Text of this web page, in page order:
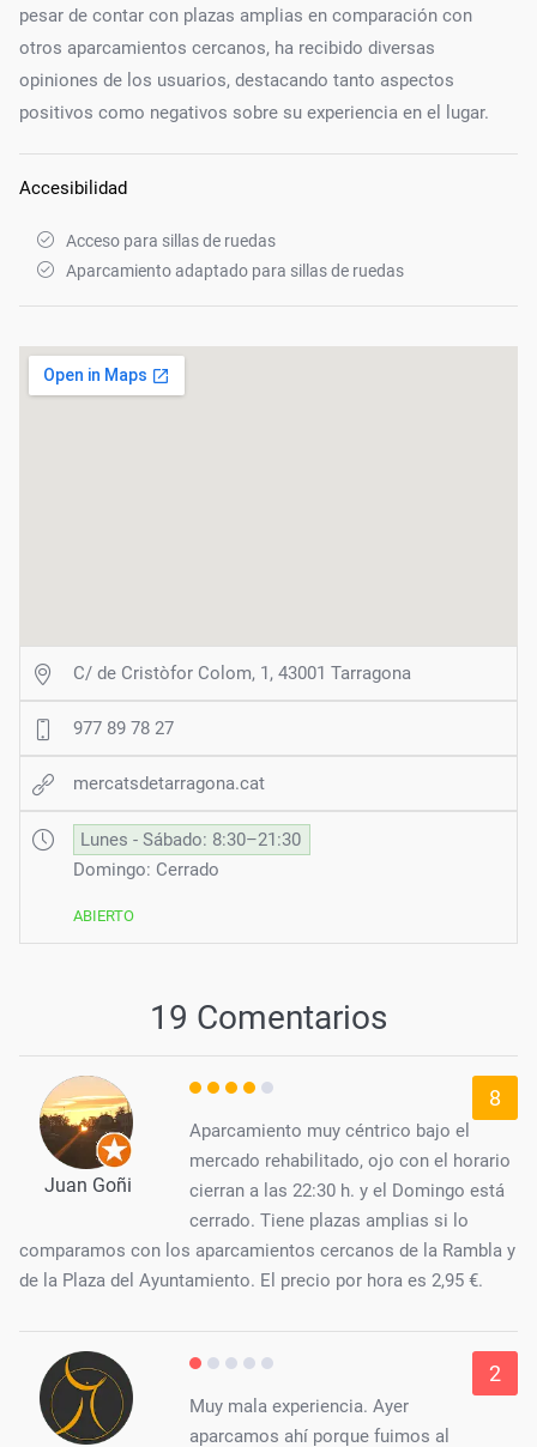
pesar de contar con plazas amplias en comparación con
otros aparcamientos cercanos, ha recibido diversas
opiniones de los usuarios, destacando tanto aspectos
positivos como negativos sobre su experiencia en el lugar.
Accesibilidad
Acceso para sillas de ruedas
Aparcamiento adaptado para sillas de ruedas
C/ de Cristòfor Colom, 1, 43001 Tarragona
977 89 78 27
mercatsdetarragona.cat
Lunes - Sábado: 8:30–21:30
Domingo: Cerrado
ABIERTO
19 Comentarios
Juan Goñi
8
Aparcamiento muy céntrico bajo el
mercado rehabilitado, ojo con el horario
cierran a las 22:30 h. y el Domingo está
cerrado. Tiene plazas amplias si lo
comparamos con los aparcamientos cercanos de la Rambla y
de la Plaza del Ayuntamiento. El precio por hora es 2,95 €.
2
Muy mala experiencia. Ayer
aparcamos ahí porque fuimos al